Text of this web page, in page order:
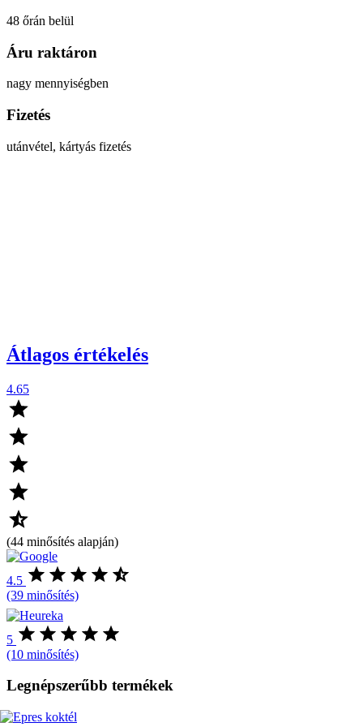
48 őrán belül
Áru raktáron
nagy mennyiségben
Fizetés
utánvétel, kártyás fizetés
Átlagos értékelés
4.65
(44 minősítés alapján)
4.5
(39 minősítés)
5
(10 minősítés)
Legnépszerűbb termékek